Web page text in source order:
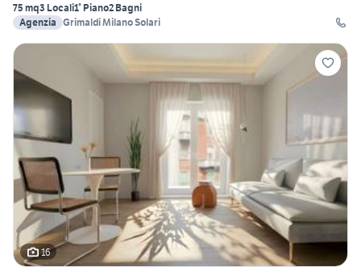
75 mq3 Locali1° Piano2 Bagni
Agenzia Grimaldi Milano Solari
16